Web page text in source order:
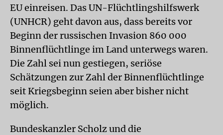
EU einreisen. Das UN-Flüchtlingshilfswerk
(UNHCR) geht davon aus, dass bereits vor
Beginn der russischen Invasion 860 000
Binnenflüchtlinge im Land unterwegs waren.
Die Zahl sei nun gestiegen, seriöse
Schätzungen zur Zahl der Binnenflüchtlinge
seit Kriegsbeginn seien aber bisher nicht
möglich.
Bundeskanzler Scholz und die